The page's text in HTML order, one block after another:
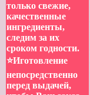
только свежие,
качественные
ингредиенты,
следим за их
сроком годности.
⭐️Иготовление
непосредственно
перед выдачей,